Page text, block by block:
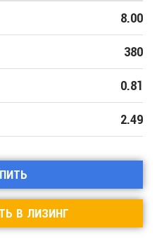
8.00
380
0.81
2.49
В ЛИЗИНГ